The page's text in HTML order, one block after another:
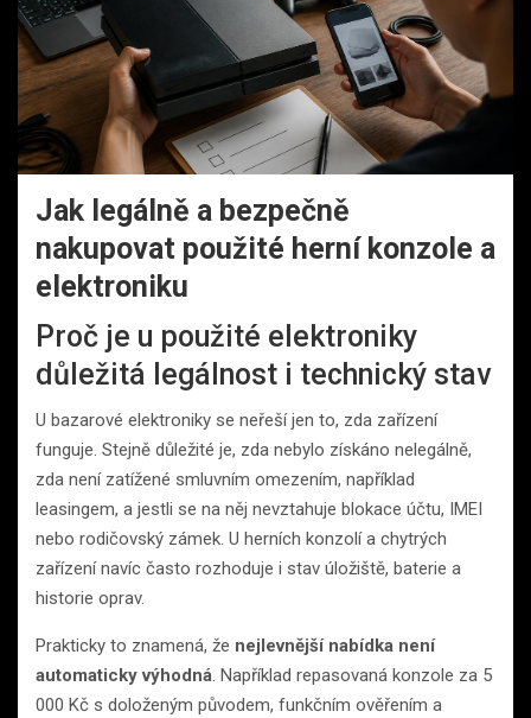
Jak legálně a bezpečně
nakupovat použité herní konzole a
elektroniku
Proč je u použité elektroniky
důležitá legálnost i technický stav
U bazarové elektroniky se neřeší jen to, zda zařízení
funguje. Stejně důležité je, zda nebylo získáno nelegálně,
zda není zatížené smluvním omezením, například
leasingem, a jestli se na něj nevztahuje blokace účtu, IMEI
nebo rodičovský zámek. U herních konzolí a chytrých
zařízení navíc často rozhoduje i stav úložiště, baterie a
historie oprav.
Prakticky to znamená, že nejlevnější nabídka není
automaticky výhodná. Například repasovaná konzole za 5
000 Kč s doloženým původem, funkčním ověřením a